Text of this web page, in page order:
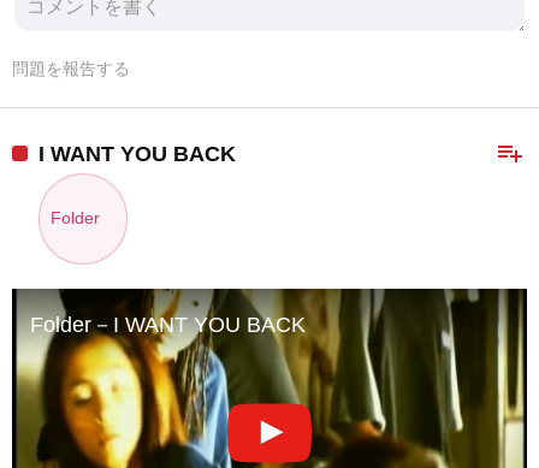
問題を報告する
playlist_add
I WANT YOU BACK
Folder
Folder－I WANT YOU BACK